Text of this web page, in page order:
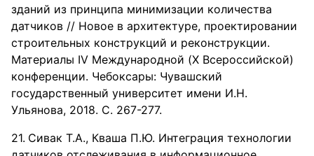
зданий из принципа минимизации количества
датчиков // Новое в архитектуре, проектировании
строительных конструкций и реконструкции.
Материалы IV Международной (X Всероссийской)
конференции. Чебоксары: Чувашский
государственный университет имени И.Н.
Ульянова, 2018. С. 267-277.
Сивак Т.А., Кваша П.Ю. Интеграция технологии